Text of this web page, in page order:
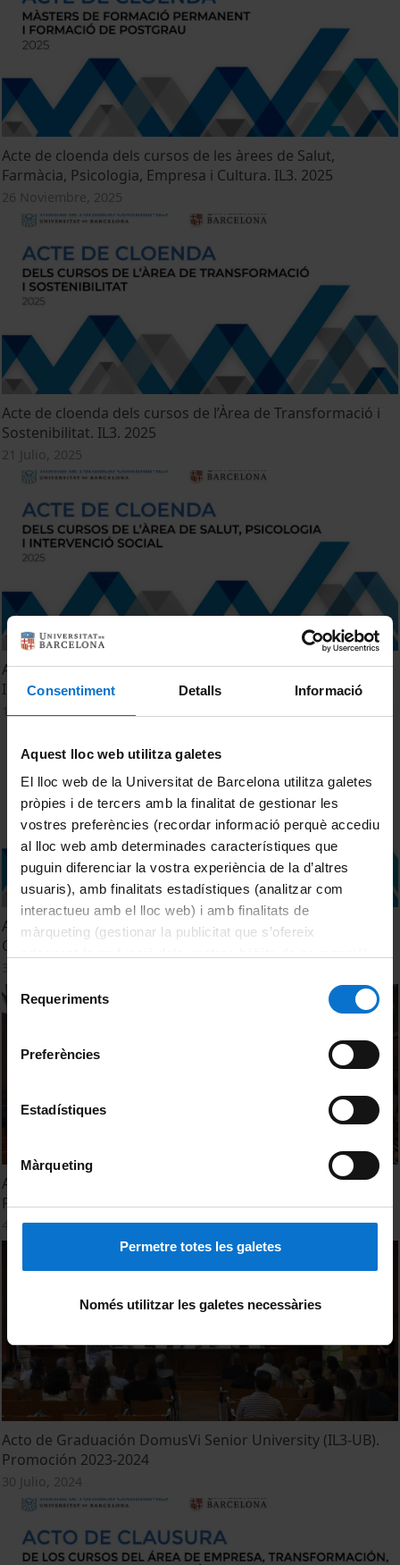
Consentiment Detalls Informació
Aquest lloc web utilitza galetes
El lloc web de la Universitat de Barcelona utilitza galetes
pròpies i de tercers amb la finalitat de gestionar les
vostres preferències (recordar informació perquè accediu
al lloc web amb determinades característiques que
puguin diferenciar la vostra experiència de la d’altres
usuaris), amb finalitats estadístiques (analitzar com
interactueu amb el lloc web) i amb finalitats de
màrqueting (gestionar la publicitat que s’ofereix
consultar laPolítica de galetes del lloc web de la
Selecció
Requeriments
Preferències
Estadístiques
Màrqueting
Permetre totes les galetes
Només utilitzar les galetes necessàries
Acte de cloenda dels cursos de les àrees de Salut,
Farmàcia, Psicologia, Empresa i Cultura. IL3. 2025
26 Noviembre, 2025
Acte de cloenda dels cursos de l’Àrea de Transformació i
Sostenibilitat. IL3. 2025
21 Julio, 2025
Acte de cloenda dels cursos de l’Àrea de Salut, Psicologia i
Intervenció Social. IL3. 2025
14 Julio, 2025
Acte de cloenda dels cursos de l’Àrea de Dret, Empresa i
Ciències de l’Esport. IL3. 2025
Acto académico de Graduación. Fundación DomusVi.
Promoción 2024
4 Marzo, 2025
Acto de Graduación DomusVi Senior University (IL3-UB).
Promoción 2023-2024
30 Julio, 2024